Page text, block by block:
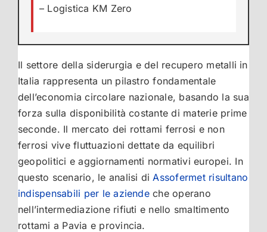
– Logistica KM Zero
Il settore della siderurgia e del recupero metalli in
Italia rappresenta un pilastro fondamentale
dell’economia circolare nazionale, basando la sua
forza sulla disponibilità costante di materie prime
seconde. Il mercato dei rottami ferrosi e non
ferrosi vive fluttuazioni dettate da equilibri
geopolitici e aggiornamenti normativi europei. In
questo scenario, le analisi di Assofermet risultano
indispensabili per le aziendeche operano
nell’intermediazione rifiuti e nello smaltimento
rottami a Pavia e provincia.